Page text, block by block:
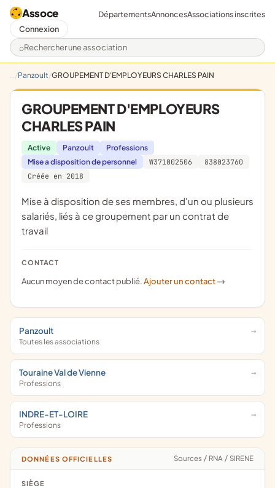
Assoce
Rechercher une association
DépartementsAnnoncesAssociations inscrites
Connexion
Panzoult GROUPEMENT D'EMPLOYEURS CHARLES PAIN
GROUPEMENT D'EMPLOYEURS
CHARLES PAIN
Active Panzoult
Professions
Mise a disposition de personnel
W371002506
838023760
Créée en 2018
mise à disposition de ses membres, d'un ou plusieurs
salariés, liés à ce groupement par un contrat de
travail
CONTACT
Aucun moyen de contact publié.Ajouter un contact ->
Panzoult
Toutes les associations
Touraine Val de Vienne
Professions
INDRE-ET-LOIRE
Professions
DONNÉES OFFICIELLES Sources / RNA / SIRENE
SIÈGE